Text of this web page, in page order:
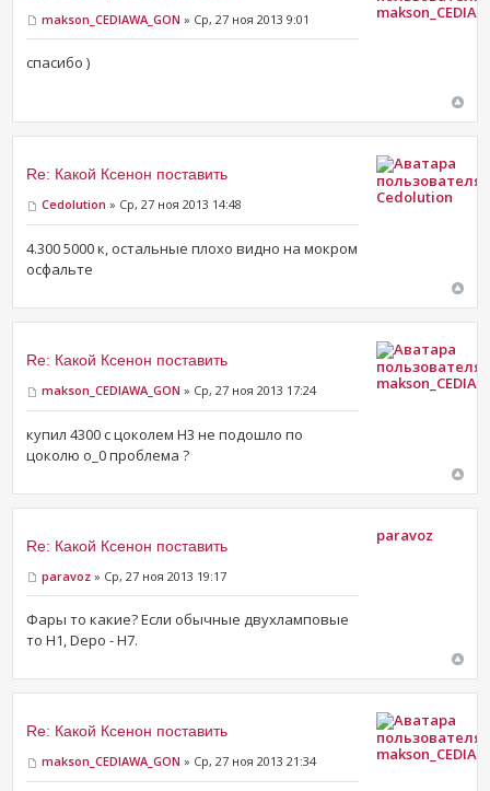
makson_CEDIAWA_GON » Ср, 27 ноя 2013 9:01
спасибо )
Re: Какой Ксенон поставить
Cedolution » Ср, 27 ноя 2013 14:48
4.300 5000 к, остальные плохо видно на мокром
осфальте
Cedolution
Re: Какой Ксенон поставить
makson_CEDIAWA_GON » Ср, 27 ноя 2013 17:24
купил 4300 с цоколем H3 не подошло по
цоколю о_0 проблема ?
Re: Какой Ксенон поставить
paravoz » Ср, 27 ноя 2013 19:17
Фары то какие? Если обычные двухламповые
то Н1, Depo - H7.
paravoz
Re: Какой Ксенон поставить
makson_CEDIAWA_GON » Ср, 27 ноя 2013 21:34